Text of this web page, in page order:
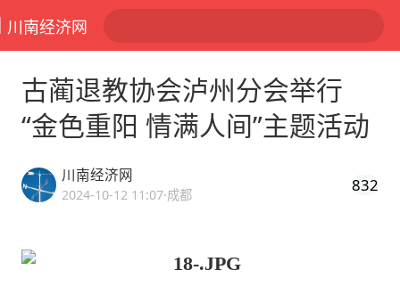
川南经济网
古蔺退教协会泸州分会举行
“金色重阳 情满人间”主题活动
川南经济网
2024-10-12 11:07·成都 832